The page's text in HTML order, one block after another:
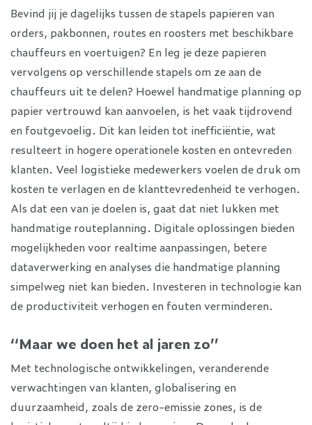
Bevind jij je dagelijks tussen de stapels papieren van
orders, pakbonnen, routes en roosters met beschikbare
chauffeurs en voertuigen? En leg je deze papieren
vervolgens op verschillende stapels om ze aan de
chauffeurs uit te delen? Hoewel handmatige planning op
papier vertrouwd kan aanvoelen, is het vaak tijdrovend
en foutgevoelig. Dit kan leiden tot inefficiëntie, wat
resulteert in hogere operationele kosten en ontevreden
klanten. Veel logistieke medewerkers voelen de druk om
kosten te verlagen en de klanttevredenheid te verhogen.
Als dat een van je doelen is, gaat dat niet lukken met
handmatige routeplanning. Digitale oplossingen bieden
mogelijkheden voor realtime aanpassingen, betere
dataverwerking en analyses die handmatige planning
simpelweg niet kan bieden. Investeren in technologie kan
de productiviteit verhogen en fouten verminderen.
‘‘Maar we doen het al jaren zo’’
Met technologische ontwikkelingen, veranderende
verwachtingen van klanten, globalisering en
duurzaamheid, zoals de zero-emissie zones, is de